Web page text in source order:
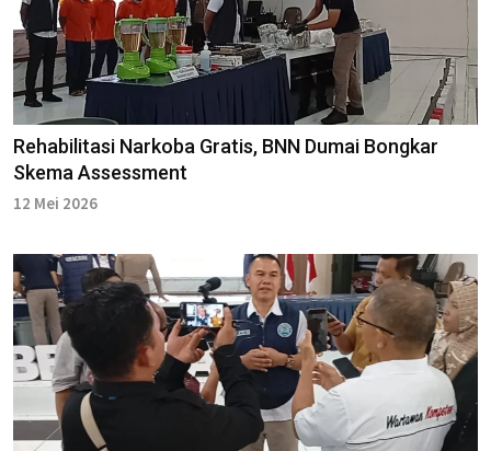
Rehabilitasi Narkoba Gratis, BNN Dumai Bongkar
Skema Assessment
12 Mei 2026